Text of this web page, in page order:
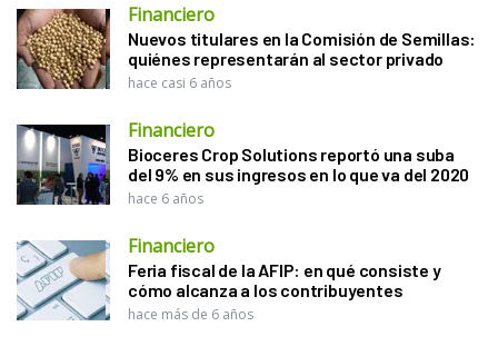
Financiero
Nuevos titulares en la Comisión de Semillas:
quiénes representarán al sector privado
hace casi 6 años
Financiero
Bioceres Crop Solutions reportó una suba
del 9% en sus ingresos en lo que va del 2020
hace 6 años
Financiero
Feria fiscal de la AFIP: en qué consiste y
cómo alcanza a los contribuyentes
hace más de 6 años